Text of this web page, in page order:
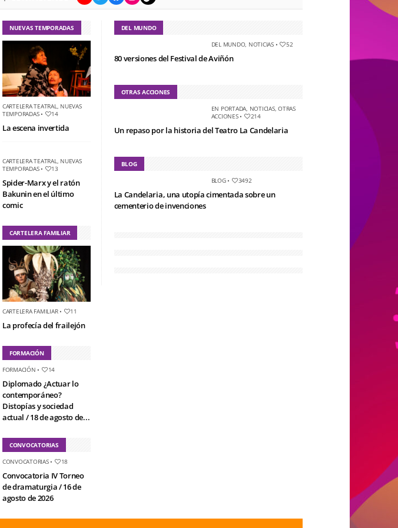
NUEVAS TEMPORADAS
CARTELERA TEATRAL, NUEVAS
TEMPORADAS• 14
La escena invertida
CARTELERA TEATRAL, NUEVAS
TEMPORADAS• 13
Spider-Marx y el ratón
Bakunin en el último
comic
CARTELERA FAMILIAR
CARTELERA FAMILIAR• 11
La profecía del frailejón
FORMACIÓN
FORMACIÓN • 14
Diplomado ¿Actuar lo
contemporáneo?
Distopías y sociedad
actual / 18 de agosto de...
CONVOCATORIAS
CONVOCATORIAS• 18
Convocatoria IV Torneo
de dramaturgia / 16 de
agosto de 2026
DEL MUNDO
DEL MUNDO, NOTICIAS• 52
80 versiones del Festival de Aviñón
OTRAS ACCIONES
EN PORTADA, NOTICIAS,OTRAS
ACCIONES• 214
Un repaso por la historia del Teatro La Candelaria
BLOG
BLOG• 3492
La Candelaria, una utopía cimentada sobre un
cementerio de invenciones